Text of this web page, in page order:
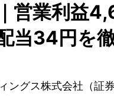
営業利益
当34円を
ングス株式会社（証